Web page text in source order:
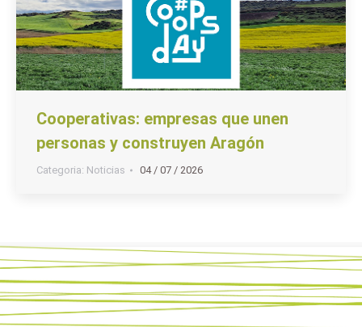
Cooperativas: empresas que unen
personas y construyen Aragón
Categoria: Noticias 04 / 07 / 2026